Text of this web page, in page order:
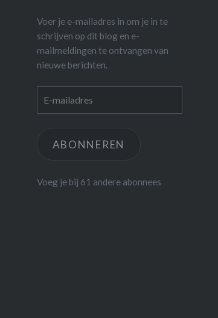
Voer je e-mailadres in om je in te
schrijven op dit blog en e-
mailmeldingen te ontvangen van
nieuwe berichten.
ABONNEREN
Voeg je bij 61 andere abonnees